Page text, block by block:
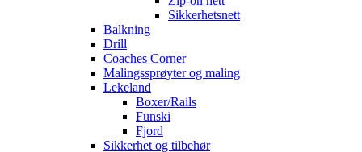
Sikkerhetsnett
Balkning
Drill
Coaches Corner
Malingssprøyter og maling
Lekeland
Boxer/Rails
Funski
Fjord
Sikkerhet og tilbehør